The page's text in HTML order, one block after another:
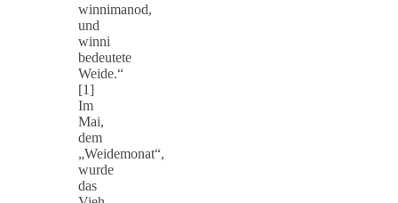
winnimanod,
und
winni
bedeutete
Weide.“
[1]
Im
Mai,
dem
„Weidemonat“,
wurde
das